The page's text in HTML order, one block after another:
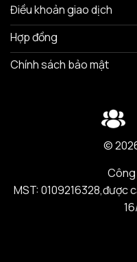
Điều khoản giao dịch
Hợp đồng
Chính sách bảo mật
©
Công
MST: 0109216328,được